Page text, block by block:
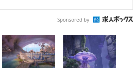
Sponsored by